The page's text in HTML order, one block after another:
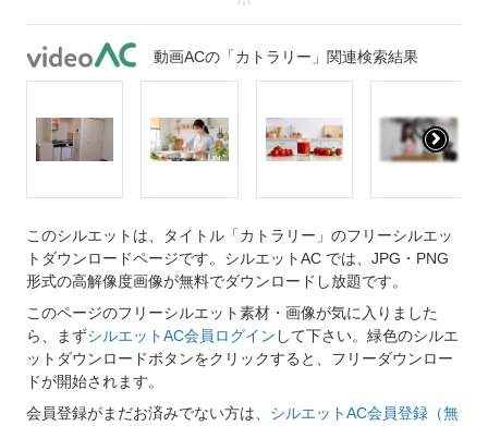
動画ACの「カトラリー」関連検索結果
このシルエットは、タイトル「カトラリー」のフリーシルエッ
トダウンロードページです。シルエットAC では、JPG・PNG
形式の高解像度画像が無料でダウンロードし放題です。
このページのフリーシルエット素材・画像が気に入りました
ら、まずシルエットAC会員ログイン して下さい。緑色のシルエ
ットダウンロードボタンをクリックすると、フリーダウンロー
ドが開始されます。
会員登録がまだお済みでない方は、 シルエットAC会員登録（無